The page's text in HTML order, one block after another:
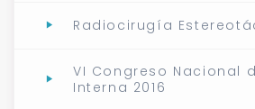
Radiocirugía
VI Congreso Nacional
Interna 2016